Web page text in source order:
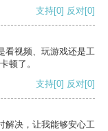
支持[0] 反对[0]
看视频、玩游戏还是工
顿了。
支持[0] 反对[0]
解决，让我能够安心工